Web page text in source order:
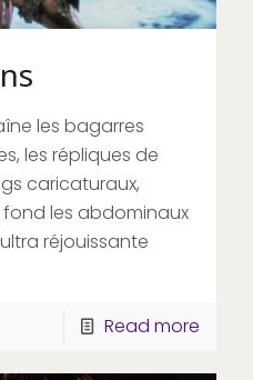
les bagarres
les répliques de
caricaturaux,
les abdominaux
réjouissante
Read more